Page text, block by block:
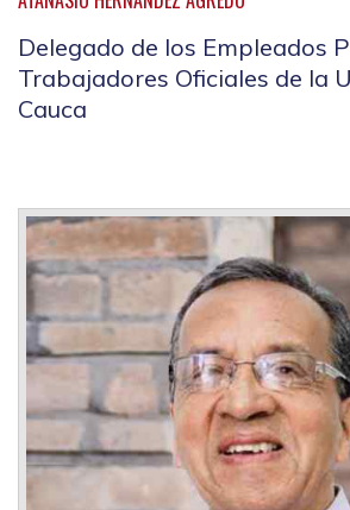
Delegado de los Empleados
Trabajadores Oficiales de la
Cauca